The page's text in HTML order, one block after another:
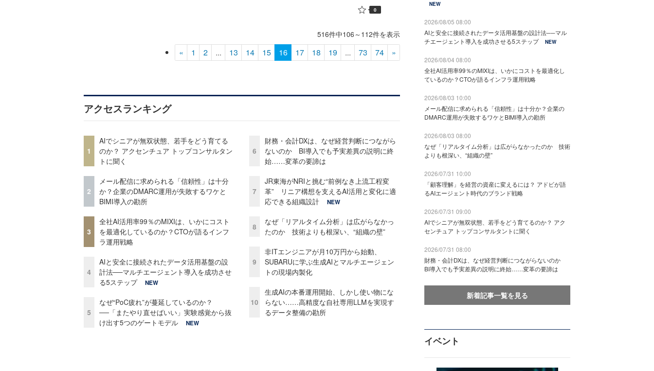
0
516件中106～112件を表示
« 1 2 ... 13 14 15 16 17 18 19 ... 73 74 »
アクセスランキング
1
AIでシニアが無双状態、若手をどう育てる
のか？ アクセンチュア トップコンサルタン
トに聞く
2
メール配信に求められる「信頼性」は十分
か？企業のDMARC運用が失敗するワケと
BIMI導入の勘所
3
全社AI活用率99％のMIXIは、いかにコスト
を最適化しているのか？CTOが語るインフ
ラ運用戦略
4
AIと安全に接続されたデータ活用基盤の設
計法──マルチエージェント導入を成功させ
る5ステップ
NEW
5
なぜ“PoC疲れ”が蔓延しているのか？
──「またやり直せばいい」実験感覚から抜
け出す5つのゲートモデル
NEW
6
財務・会計DXは、なぜ経営判断につながら
ないのか BI導入でも予実差異の説明に終
始……変革の要諦は
7
JR東海がNRIと挑む“前例なき上流工程変
革” リニア構想を支えるAI活用と変化に適
応できる組織設計
NEW
8
なぜ「リアルタイム分析」は広がらなかっ
たのか 技術よりも根深い、“組織の壁”
9
非ITエンジニアが月10万円から始動、
SUBARUに学ぶ生成AIとマルチエージェン
トの現場内製化
10
生成AIの本番運用開始、しかし使い物にな
らない……高精度な自社専用LLMを実現す
るデータ整備の勘所
NEW
2026/08/05 08:00
AIと安全に接続されたデータ活用基盤の設計法──マル
チエージェント導入を成功させる5ステップ
NEW
2026/08/04 08:00
全社AI活用率99％のMIXIは、いかにコストを最適化し
ているのか？CTOが語るインフラ運用戦略
2026/08/03 10:00
メール配信に求められる「信頼性」は十分か？企業の
DMARC運用が失敗するワケとBIMI導入の勘所
2026/08/03 08:00
なぜ「リアルタイム分析」は広がらなかったのか 技術
よりも根深い、“組織の壁”
2026/07/31 10:00
「顧客理解」を経営の資産に変えるには？ アドビが語
るAIエージェント時代のブランド戦略
2026/07/31 09:00
AIでシニアが無双状態、若手をどう育てるのか？ アク
センチュア トップコンサルタントに聞く
2026/07/31 08:00
財務・会計DXは、なぜ経営判断につながらないのか
BI導入でも予実差異の説明に終始……変革の要諦は
新着記事一覧を見る
イベント